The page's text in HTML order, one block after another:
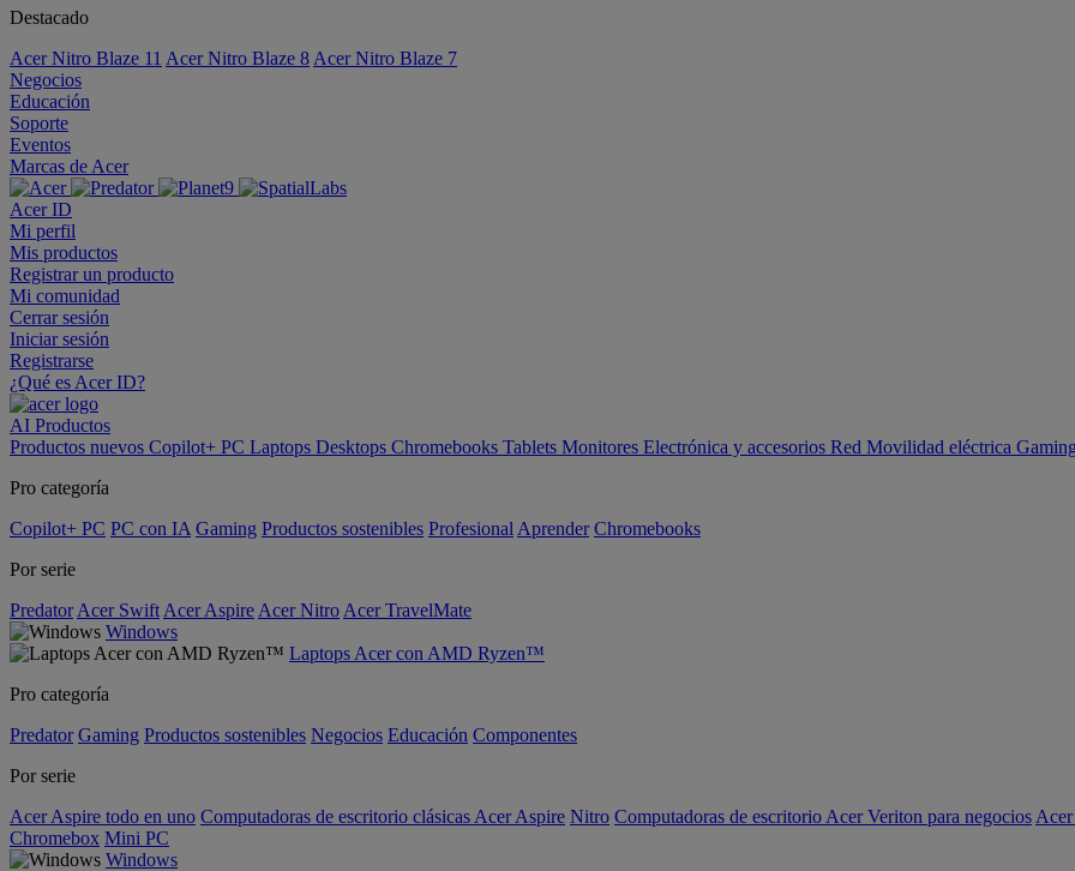
Destacado
Acer Nitro Blaze 11 Acer Nitro Blaze 8 Acer Nitro Blaze 7
Negocios
Educación
Soporte
Eventos
Marcas de Acer
Acer ID
Mi perfil
Mis productos
Registrar un producto
Mi comunidad
Cerrar sesión
Iniciar sesión
Registrarse
¿Qué es Acer ID?
AI Productos
Productos nuevos Copilot+ PC Laptops Desktops Chromebooks Tablets Monitores Electrónica y accesorios Red Movilidad eléctrica
Pro categoría
Copilot+ PC PC con IA Gaming Productos sostenibles Profesional Aprender Chromebooks
Por serie
Predator Acer Swift Acer Aspire Acer Nitro Acer TravelMate
Windows
Laptops Acer con AMD Ryzen™
Pro categoría
Predator Gaming Productos sostenibles Negocios Educación Componentes
Por serie
Acer Aspire todo en uno Computadoras de escritorio clásicas Acer Aspire Nitro Computadoras de escritorio Acer Veriton para negocios
Chromebox Mini PC
Windows